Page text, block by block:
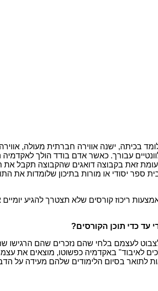
בכיתה, ישנה אווירה חברתית מעולה,
עבורך. כאשר אדם בודד הולך
זאת בקבוצה דואגים שהקבוצה תקבל
ספר יסודי או מורות בתיכון שלומדות את
ריכוז קורסים שלא תצטרך להגיע
עד כדי תוכן הקורסים?
לעצמם בלחי שהם נזכרים שהם
לאיבוד" באקדמיה כפשוטו, מוצאים את